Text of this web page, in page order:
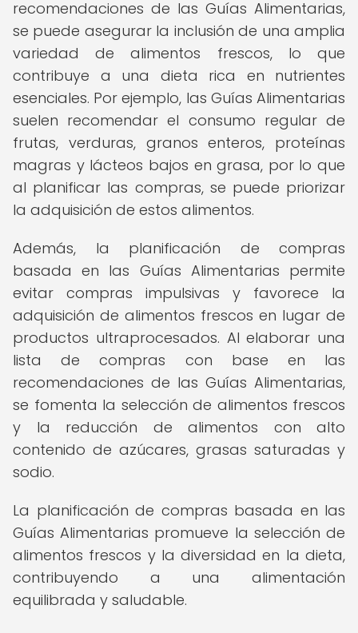
recomendaciones de las Guías Alimentarias,
se puede asegurar la inclusión de una amplia
variedad de alimentos frescos, lo que
contribuye a una dieta rica en nutrientes
esenciales. Por ejemplo, las Guías Alimentarias
suelen recomendar el consumo regular de
frutas, verduras, granos enteros, proteínas
magras y lácteos bajos en grasa, por lo que
al planificar las compras, se puede priorizar
la adquisición de estos alimentos.
Además, la planificación de compras
basada en las Guías Alimentarias permite
evitar compras impulsivas y favorece la
adquisición de alimentos frescos en lugar de
productos ultraprocesados. Al elaborar una
lista de compras con base en las
recomendaciones de las Guías Alimentarias,
se fomenta la selección de alimentos frescos
y la reducción de alimentos con alto
contenido de azúcares, grasas saturadas y
sodio.
La planificación de compras basada en las
Guías Alimentarias promueve la selección de
alimentos frescos y la diversidad en la dieta,
contribuyendo a una alimentación
equilibrada y saludable.